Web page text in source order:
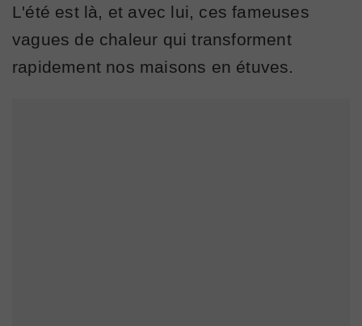
L'été est là, et avec lui, ces fameuses
vagues de chaleur qui transforment
rapidement nos maisons en étuves.